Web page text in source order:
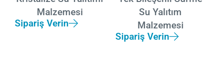
Malzemesi
Sipariş Verin
Su Yalıtım
Malzemesi
Sipariş Verin